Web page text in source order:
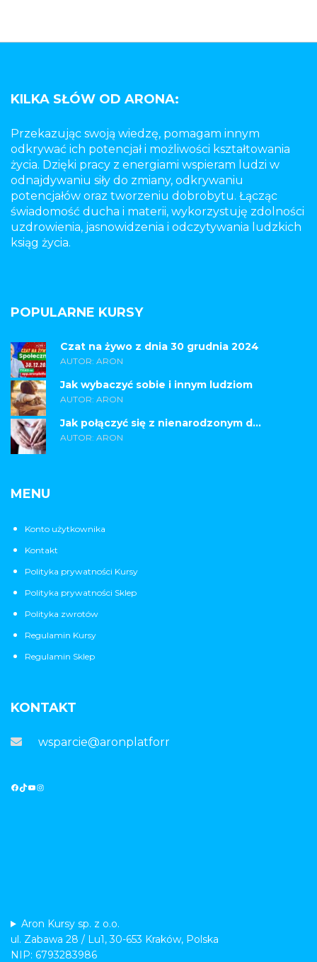
KILKA SŁÓW OD ARONA:
Przekazując swoją wiedzę, pomagam innym
odkrywać ich potencjał i możliwości kształtowania
życia. Dzięki pracy z energiami wspieram ludzi w
odnajdywaniu siły do zmiany, odkrywaniu
potencjałów oraz tworzeniu dobrobytu. Łącząc
świadomość ducha i materii, wykorzystuję zdolności
uzdrowienia, jasnowidzenia i odczytywania ludzkich
ksiąg życia.
POPULARNE KURSY
Czat na żywo z dnia 30 grudnia 2024
AUTOR: ARON
Jak wybaczyć sobie i innym ludziom
AUTOR: ARON
Jak połączyć się z nienarodzonym d...
AUTOR: ARON
MENU
Konto użytkownika
Kontakt
Polityka prywatności Kursy
Polityka prywatności Sklep
Polityka zwrotów
Regulamin Kursy
Regulamin Sklep
KONTAKT
wsparcie@aronplatforma.pl
Aron Kursy sp. z o.o.
ul. Zabawa 28 / Lu1, 30-653 Kraków, Polska
NIP: 6793283986